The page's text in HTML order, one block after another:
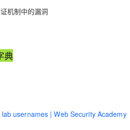
机制中的漏洞
典
usernames | Web Security Academy